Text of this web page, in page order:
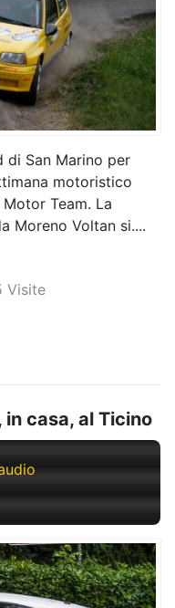
di San Marino per
motoristico
Team. La
Moreno Voltan si....
Visite
in casa, al Ticino